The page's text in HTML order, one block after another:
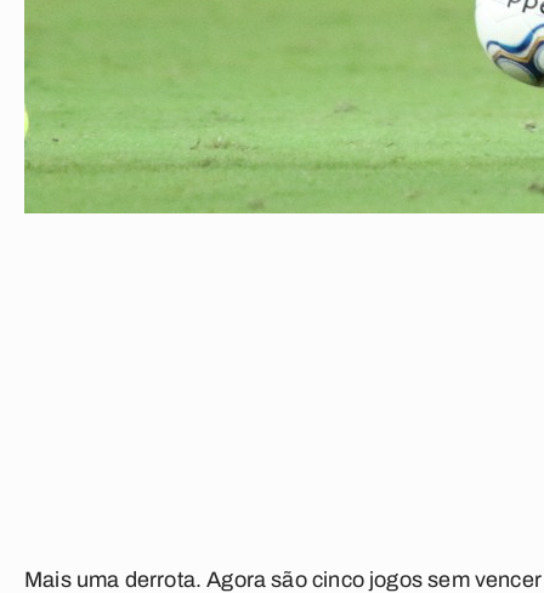
Mais uma derrota. Agora são cinco jogos sem